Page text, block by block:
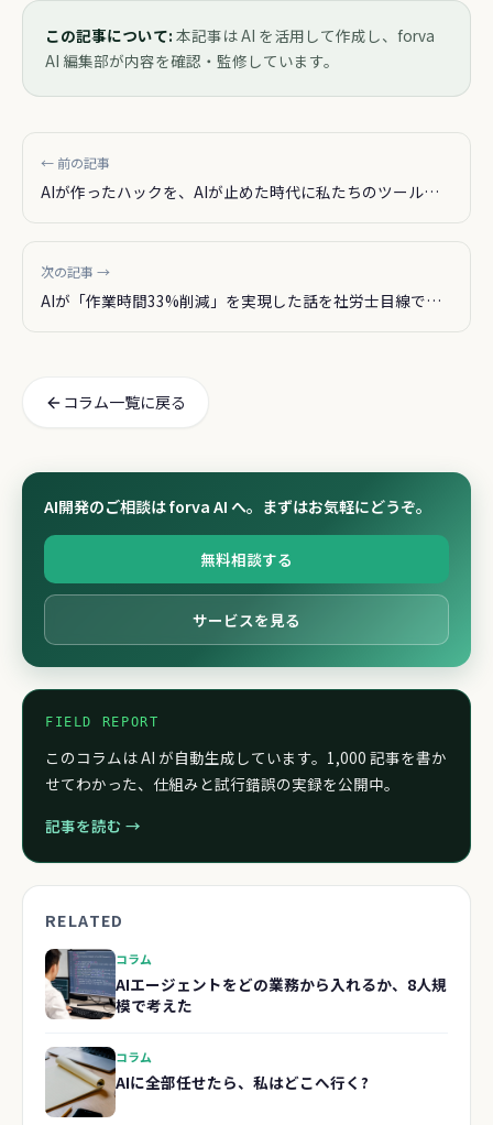
この記事について: 本記事は AI を活用して作成し、forva
AI 編集部が内容を確認・監修しています。
← 前の記事
AIが作ったハックを、AIが止めた時代に私たちのツールは
安全か
次の記事 →
AIが「作業時間33%削減」を実現した話を社労士目線で読
んだ
コラム一覧に戻る
AI開発のご相談は forva AI へ。まずはお気軽にどうぞ。
無料相談する
サービスを見る
FIELD REPORT
このコラムは AI が自動生成しています。1,000 記事を書か
せてわかった、仕組みと試行錯誤の実録を公開中。
記事を読む →
RELATED
コラム
AIエージェントをどの業務から入れるか、8人規
模で考えた
コラム
AIに全部任せたら、私はどこへ行く?